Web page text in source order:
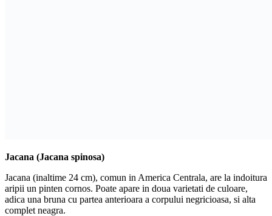
Jacana (Jacana spinosa)
Jacana (inaltime 24 cm), comun in America Centrala, are la indoitura
aripii un pinten cornos. Poate apare in doua varietati de culoare,
adica una bruna cu partea anterioara a corpului negricioasa, si alta
complet neagra.